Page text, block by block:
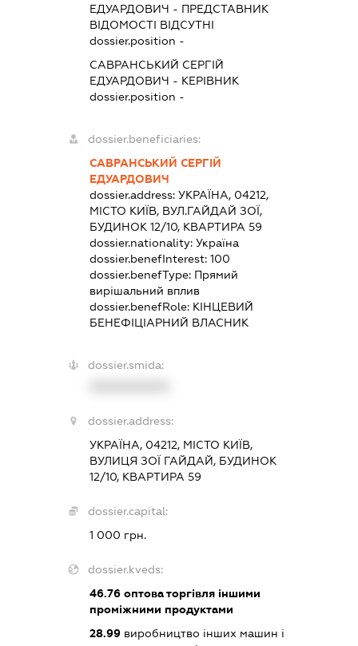
ЕДУАРДОВИЧ - ПРЕДСТАВНИК
ВІДОМОСТІ ВІДСУТНІ
dossier.position -
САВРАНСЬКИЙ СЕРГІЙ
ЕДУАРДОВИЧ - КЕРІВНИК
dossier.position -
dossier.beneficiaries:
САВРАНСЬКИЙ СЕРГІЙ
ЕДУАРДОВИЧ
dossier.address:УКРАЇНА, 04212,
МІСТО КИЇВ, ВУЛ.ГАЙДАЙ ЗОЇ,
БУДИНОК 12/10, КВАРТИРА 59
dossier.nationality:Україна
dossier.benefInterest:100
dossier.benefType: Прямий
вирішальний вплив
dossier.benefRole: КІНЦЕВИЙ
БЕНЕФІЦІАРНИЙ ВЛАСНИК
dossier.smida:
dossier.address:
УКРАЇНА, 04212, МІСТО КИЇВ,
ВУЛИЦЯ ЗОЇ ГАЙДАЙ, БУДИНОК
12/10, КВАРТИРА 59
dossier.capital:
1 000 грн.
dossier.kveds:
46.76 оптова торгівля іншими
проміжними продуктами
28.99 виробництво інших машин і